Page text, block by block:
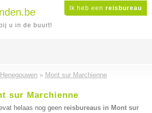
Ik heb een reisbureau
u in de buurt!
Henegouwen » Mont sur Marchienne
sur Marchienne
helaas nog geen reisbureaus in Mont sur